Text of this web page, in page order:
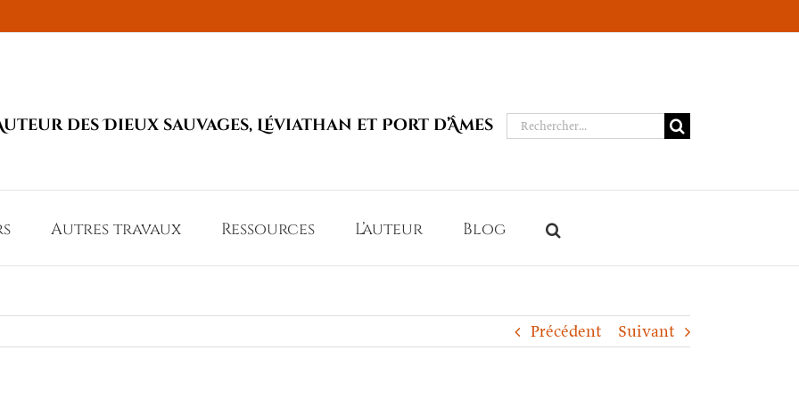
des Dieux sauvages, Léviathan et Port d’Âmes Rechercher:
Autres travaux Ressources L’auteur Blog
Précédent Suivant